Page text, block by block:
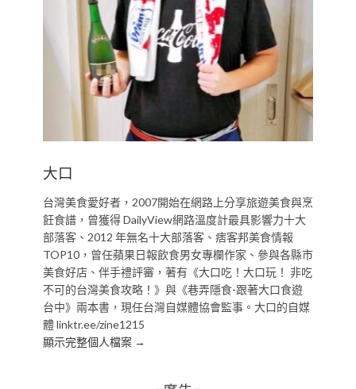
大口
台灣美食愛好者，2007開始在網路上分享旅遊美食與烹
飪食譜，曾獲得 DailyView網路溫度計最具影響力十大
部落客、2012 年無名十大部落客、痞客邦美食情報
TOP10，曾任蘋果日報飲食男女專欄作家、參與各縣市
美食好店、伴手禮評審，著有《大口吃！大口玩！ 非吃
不可的台灣美食攻略！》與《巷弄隱食-跟著大口食遊
台中》兩本書，現任台灣自媒體協會監事。大口的自媒
體 linktr.ee/zine1215
顯示完整個人檔案 →